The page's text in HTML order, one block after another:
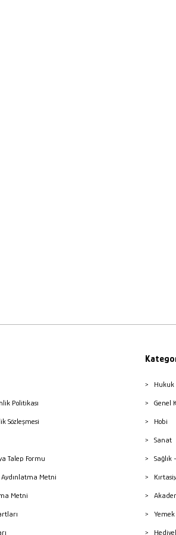
Politikası
Sözleşmesi
Talep Formu
Aydınlatma Metni
Metni
Hukuk
Genel
Hobi
Sanat
Sağlık